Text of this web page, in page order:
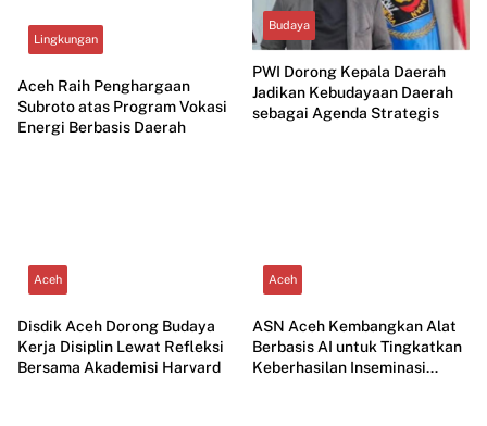
Lingkungan
Aceh Raih Penghargaan
Subroto atas Program Vokasi
Energi Berbasis Daerah
Budaya
PWI Dorong Kepala Daerah
Jadikan Kebudayaan Daerah
sebagai Agenda Strategis
Aceh
Disdik Aceh Dorong Budaya
Kerja Disiplin Lewat Refleksi
Bersama Akademisi Harvard
Aceh
ASN Aceh Kembangkan Alat
Berbasis AI untuk Tingkatkan
Keberhasilan Inseminasi